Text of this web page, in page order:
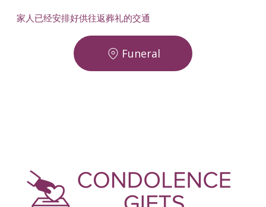
家人已经安排好供往返葬礼的交通
Funeral